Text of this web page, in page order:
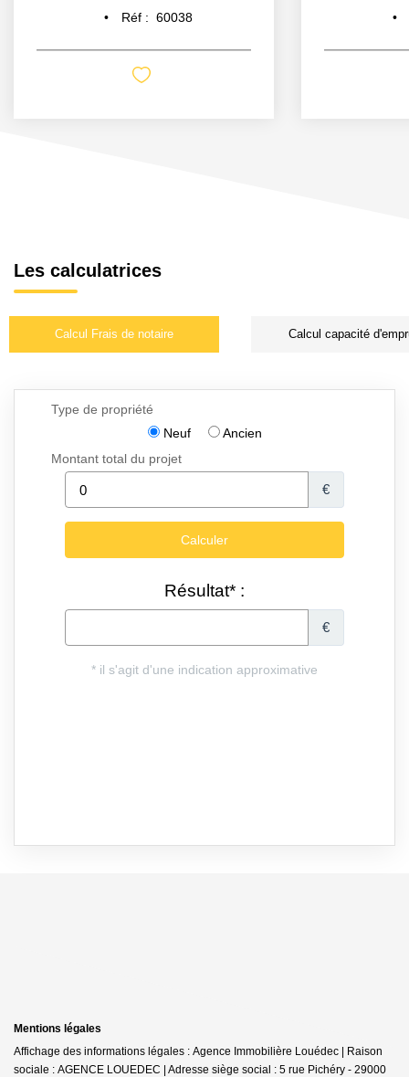
Réf : 60038
Les calculatrices
Calcul Frais de notaire Calcul capacité
Mentions légales
Affichage des informations légales : Agence Immobilière Louédec | Raison
sociale : AGENCE LOUEDEC | Adresse siège social : 5 rue Pichéry - 29000